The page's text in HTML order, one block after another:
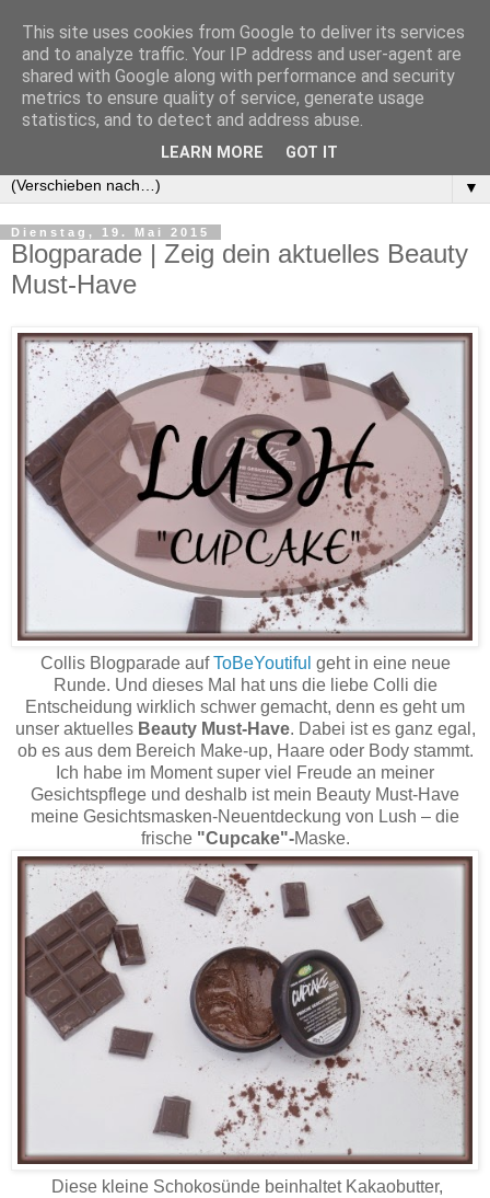
▼
Dienstag, 19. Mai 2015
Blogparade | Zeig dein aktuelles Beauty
Must-Have
Collis Blogparade aufToBeYoutiful geht in eine neue
Runde. Und dieses Mal hat uns die liebe Colli die
Entscheidung wirklich schwer gemacht, denn es geht um
unser aktuelles Beauty Must-Have. Dabei ist es ganz egal,
ob es aus dem Bereich Make-up, Haare oder Body stammt.
Ich habe im Moment super viel Freude an meiner
Gesichtspflege und deshalb ist mein Beauty Must-Have
meine Gesichtsmasken-Neuentdeckung von Lush – die
frische "Cupcake"-Maske.
Diese kleine Schokosünde beinhaltet Kakaobutter,
This site uses cookies from Google to deliver its services
and to analyze traffic. Your IP address and user-agent are
shared with Google along with performance and security
metrics to ensure quality of service, generate usage
statistics, and to detect and address abuse.
LEARN MORE GOT IT